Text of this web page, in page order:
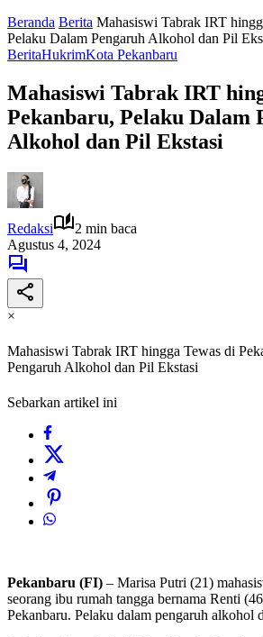
Beranda Berita Mahasiswi Tabrak IRT
Pelaku Dalam Pengaruh Alkohol dan Pil
BeritaHukrimKota Pekanbaru
Mahasiswi Tabrak IRT
Pekanbaru, Pelaku Dalam
Alkohol dan Pil Ekstasi
Redaksi
2 min baca
Agustus 4, 2024
×
Mahasiswi Tabrak IRT hingga Tewas di
Pengaruh Alkohol dan Pil Ekstasi
Sebarkan artikel ini
Pekanbaru (FI) – Marisa Putri (21)
seorang ibu rumah tangga bernama Renti
Pekanbaru. Pelaku dalam pengaruh alkohol